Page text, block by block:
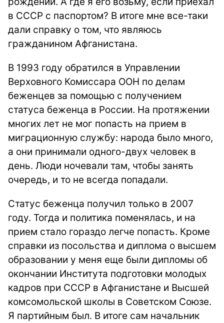
в СССР с паспортом? В итоге мне все-таки
дали справку о том, что являюсь
гражданином Афганистана.
В 1993 году обратился в Управлении
Верховного Комиссара ООН по делам
беженцев за помощью с получением
статуса беженца в России. На протяжении
многих лет не мог попасть на прием в
миграционную службу: народа было много,
а они принимали одного-двух человек в
день. Люди ночевали там, чтобы занять
очередь, и то не всегда попадали.
Статус беженца получил только в 2007
году. Тогда и политика поменялась, и на
прием стало гораздо легче попасть. Кроме
справки из посольства и диплома о высшем
образовании у меня еще были дипломы об
окончании Института подготовки молодых
кадров при СССР в Афганистане и Высшей
комсомольской школы в Советском Союзе.
Я партийным был. В итоге сам начальник